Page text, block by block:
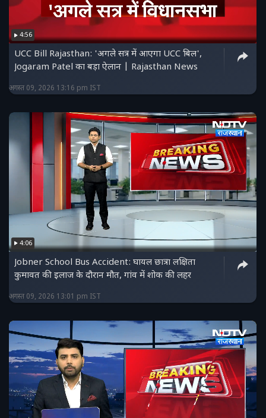
4:56
UCC Bill Rajasthan: 'अगले सत्र में आएगा UCC बिल',
Jogaram Patel का बड़ा ऐलान | Rajasthan News
अगस्त 09, 2026 13:16 pm IST
4:06
Jobner School Bus Accident: घायल छात्रा लक्षिता
कुमावत की इलाज के दौरान मौत, गांव में शोक की लहर
अगस्त 09, 2026 13:01 pm IST